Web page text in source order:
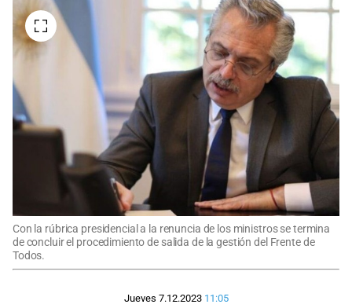
Con la rúbrica presidencial a la renuncia de los ministros se termina
de concluir el procedimiento de salida de la gestión del Frente de
Todos.
Jueves 7.12.2023 11:05